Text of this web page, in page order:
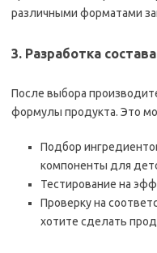
различными форматами
3. Разработка
После выбора
формулы продукта. Это
Подбор
компоненты для
Тестирование на
Проверку на
хотите сделать